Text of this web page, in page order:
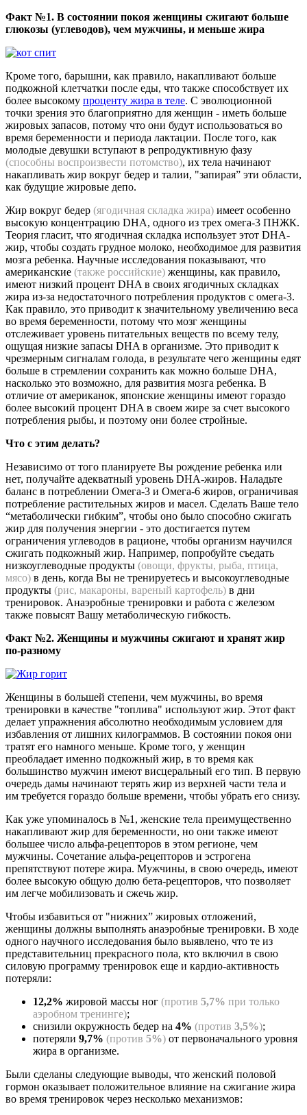
Факт №1. В состоянии покоя женщины сжигают больше
глюкозы (углеводов), чем мужчины, и меньше жира
Кроме того, барышни, как правило, накапливают больше
подкожной клетчатки после еды, что также способствует их
более высокому проценту жира в теле. С эволюционной
точки зрения это благоприятно для женщин - иметь больше
жировых запасов, потому что они будут использоваться во
время беременности и периода лактации. После того, как
молодые девушки вступают в репродуктивную фазу
(способны воспроизвести потомство), их тела начинают
накапливать жир вокруг бедер и талии, "запирая” эти области,
как будущие жировые депо.
Жир вокруг бедер (ягодичная складка жира) имеет особенно
высокую концентрацию DHA, одного из трех омега-3 ПНЖК.
Теория гласит, что ягодичная складка использует этот DHA-
жир, чтобы создать грудное молоко, необходимое для развития
мозга ребенка. Научные исследования показывают, что
американские (также российские) женщины, как правило,
имеют низкий процент DHA в своих ягодичных складках
жира из-за недостаточного потребления продуктов с омега-3.
Как правило, это приводит к значительному увеличению веса
во время беременности, потому что мозг женщины
отслеживает уровень питательных веществ по всему телу,
ощущая низкие запасы DHA в организме. Это приводит к
чрезмерным сигналам голода, в результате чего женщины едят
больше в стремлении сохранить как можно больше DHA,
насколько это возможно, для развития мозга ребенка. В
отличие от американок, японские женщины имеют гораздо
более высокий процент DHA в своем жире за счет высокого
потребления рыбы, и поэтому они более стройные.
Что с этим делать?
Независимо от того планируете Вы рождение ребенка или
нет, получайте адекватный уровень DHA-жиров. Наладьте
баланс в потреблении Омега-3 и Омега-6 жиров, ограничивая
потребление растительных жиров и масел. Сделать Ваше тело
“метаболически гибким”, чтобы оно было способно сжигать
жир для получения энергии - это достигается путем
ограничения углеводов в рационе, чтобы организм научился
сжигать подкожный жир. Например, попробуйте съедать
низкоуглеводные продукты (овощи, фрукты, рыба, птица,
мясо) в день, когда Вы не тренируетесь и высокоуглеводные
продукты (рис, макароны, вареный картофель) в дни
тренировок. Анаэробные тренировки и работа с железом
также повысят Вашу метаболическую гибкость.
Факт №2. Женщины и мужчины сжигают и хранят жир
по-разному
Женщины в большей степени, чем мужчины, во время
тренировки в качестве "топлива" используют жир. Этот факт
делает упражнения абсолютно необходимым условием для
избавления от лишних килограммов. В состоянии покоя они
тратят его намного меньше. Кроме того, у женщин
преобладает именно подкожный жир, в то время как
большинство мужчин имеют висцеральный его тип. В первую
очередь дамы начинают терять жир из верхней части тела и
им требуется гораздо больше времени, чтобы убрать его снизу.
Как уже упоминалось в №1, женские тела преимущественно
накапливают жир для беременности, но они также имеют
большее число альфа-рецепторов в этом регионе, чем
мужчины. Сочетание альфа-рецепторов и эстрогена
препятствуют потере жира. Мужчины, в свою очередь, имеют
более высокую общую долю бета-рецепторов, что позволяет
им легче мобилизовать и сжечь жир.
Чтобы избавиться от "нижних” жировых отложений,
женщины должны выполнять анаэробные тренировки. В ходе
одного научного исследования было выявлено, что те из
представительниц прекрасного пола, кто включил в свою
силовую программу тренировок еще и кардио-активность
потеряли:
12,2% жировой массы ног (против 5,7% при только
аэробном тренинге);
снизили окружность бедер на 4% (против 3,5%);
потеряли 9,7% (против 5%) от первоначального уровня
жира в организме.
Были сделаны следующие выводы, что женский половой
гормон оказывает положительное влияние на сжигание жира
во время тренировок через несколько механизмов: